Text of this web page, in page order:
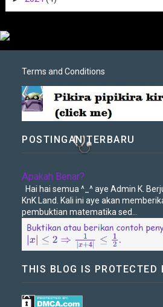
Terms and Conditions
POSTINGAN TERBARU
Apakah Benar?
Hai hai semua ^_^ aye Admin K.
KnK Land. Kali ini aye akan
pembuktian matematika sed...
THIS BLOG IS PROTECTED